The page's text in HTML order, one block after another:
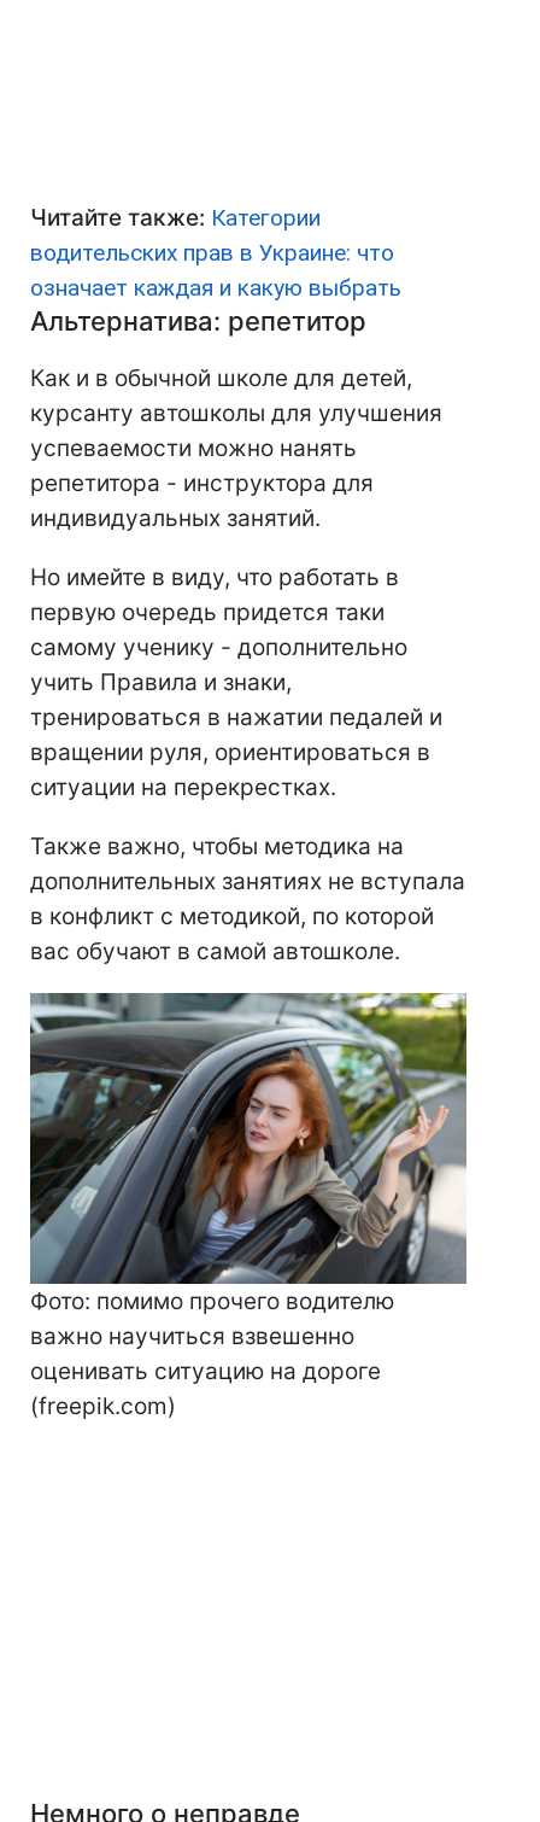
Читайте также: Категории
водительских прав в Украине: что
означает каждая и какую выбрать
Альтернатива: репетитор
Как и в обычной школе для детей,
курсанту автошколы для улучшения
успеваемости можно нанять
репетитора - инструктора для
индивидуальных занятий.
Но имейте в виду, что работать в
первую очередь придется таки
самому ученику - дополнительно
учить Правила и знаки,
тренироваться в нажатии педалей и
вращении руля, ориентироваться в
ситуации на перекрестках.
Также важно, чтобы методика на
дополнительных занятиях не вступала
в конфликт с методикой, по которой
вас обучают в самой автошколе.
Фото: помимо прочего водителю
важно научиться взвешенно
оценивать ситуацию на дороге
(freepik.com)
Немного о неправде